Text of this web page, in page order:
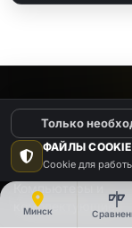
Минск
КАТАЛОГ
Видео
Компьютеры и
комплектующие
ФАЙЛЫ COOKIE
Cookie для
Только